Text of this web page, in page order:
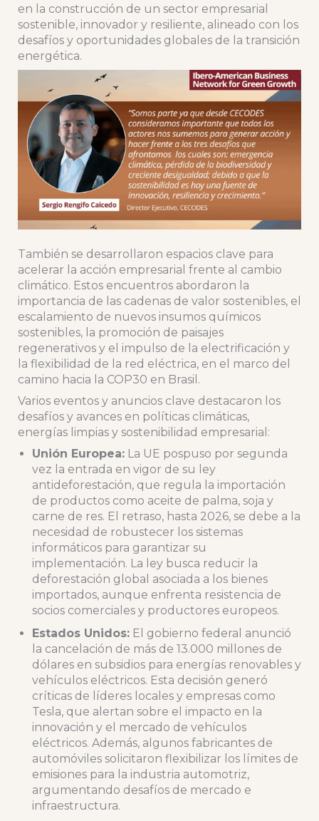
en la construcción de un sector empresarial
sostenible, innovador y resiliente, alineado con los
desafíos y oportunidades globales de la transición
energética.
También se desarrollaron espacios clave para
acelerar la acción empresarial frente al cambio
climático. Estos encuentros abordaron la
importancia de las cadenas de valor sostenibles, el
escalamiento de nuevos insumos químicos
sostenibles, la promoción de paisajes
regenerativos y el impulso de la electrificación y
la flexibilidad de la red eléctrica, en el marco del
camino hacia la COP30 en Brasil.
Varios eventos y anuncios clave destacaron los
desafíos y avances en políticas climáticas,
energías limpias y sostenibilidad empresarial:
Unión Europea:La UE pospuso por segunda
vez la entrada en vigor de su ley
antideforestación, que regula la importación
de productos como aceite de palma, soja y
carne de res. El retraso, hasta 2026, se debe a la
necesidad de robustecer los sistemas
informáticos para garantizar su
implementación. La ley busca reducir la
deforestación global asociada a los bienes
importados, aunque enfrenta resistencia de
socios comerciales y productores europeos.
Estados Unidos:El gobierno federal anunció
la cancelación de más de 13.000 millones de
dólares en subsidios para energías renovables y
vehículos eléctricos. Esta decisión generó
críticas de líderes locales y empresas como
Tesla, que alertan sobre el impacto en la
innovación y el mercado de vehículos
eléctricos. Además, algunos fabricantes de
automóviles solicitaron flexibilizar los límites de
emisiones para la industria automotriz,
argumentando desafíos de mercado e
infraestructura.